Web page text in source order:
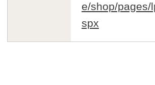
e/shop/pages/
spx